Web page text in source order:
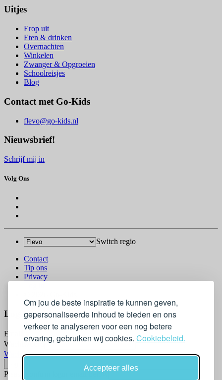
Om jou de beste inspiratie te kunnen geven,
gepersonaliseerde inhoud te bieden en ons
verkeer te analyseren voor een nog betere
ervaring, gebruiken wij cookies. Cookiebeleid.
Accepteer alles
Uitjes
Erop uit
Eten & drinken
Overnachten
Winkelen
Zwanger & Opgroeien
Schoolreisjes
Blog
Contact met Go-Kids
flevo@go-kids.nl
Nieuwsbrief!
Schrijf mij in
Volg Ons
Switch regio
Contact
Tip ons
Privacy
Log In
Email
Wachtwoord
Wachtwoord vergeten?
Please confirm login email below